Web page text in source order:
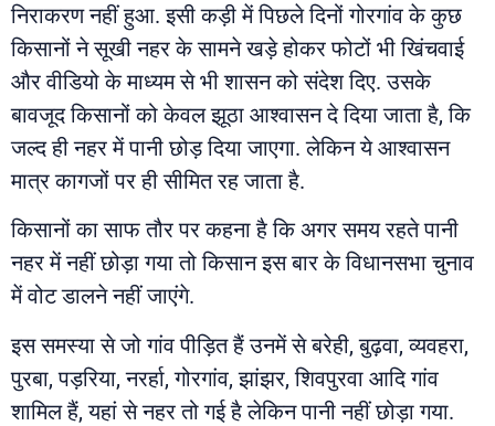
निराकरण नहीं हुआ. इसी कड़ी में पिछले दिनों गोरगांव के कुछ
किसानों ने सूखी नहर के सामने खड़े होकर फोटों भी खिंचवाई
और वीडियो के माध्यम से भी शासन को संदेश दिए. उसके
बावजूद किसानों को केवल झूठा आश्वासन दे दिया जाता है, कि
जल्द ही नहर में पानी छोड़ दिया जाएगा. लेकिन ये आश्वासन
मात्र कागजों पर ही सीमित रह जाता है.
किसानों का साफ तौर पर कहना है कि अगर समय रहते पानी
नहर में नहीं छोड़ा गया तो किसान इस बार के विधानसभा चुनाव
में वोट डालने नहीं जाएंगे.
इस समस्या से जो गांव पीड़ित हैं उनमें से बरेही, बुढ़वा, व्यवहरा,
पुरबा, पड़रिया, नरर्हा, गोरगांव, झांझर, शिवपुरवा आदि गांव
शामिल हैं, यहां से नहर तो गई है लेकिन पानी नहीं छोड़ा गया.